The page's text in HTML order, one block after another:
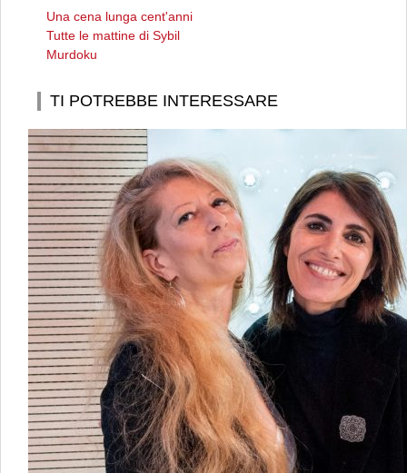
Una cena lunga cent'anni
Tutte le mattine di Sybil
Murdoku
TI POTREBBE INTERESSARE